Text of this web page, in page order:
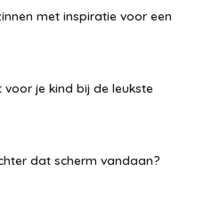
met inspiratie voor een
voor je kind bij de leukste
dat scherm vandaan?